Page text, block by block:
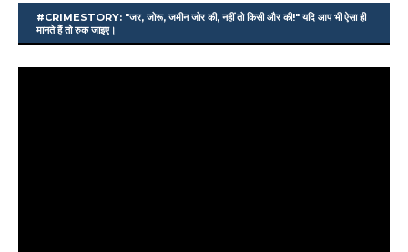
#CRIMESTORY: "जर, जोरू, जमीन जोर की, नहीं तो किसी और की!" यदि आप भी ऐसा ही
मानते हैं तो रुक जाइए।